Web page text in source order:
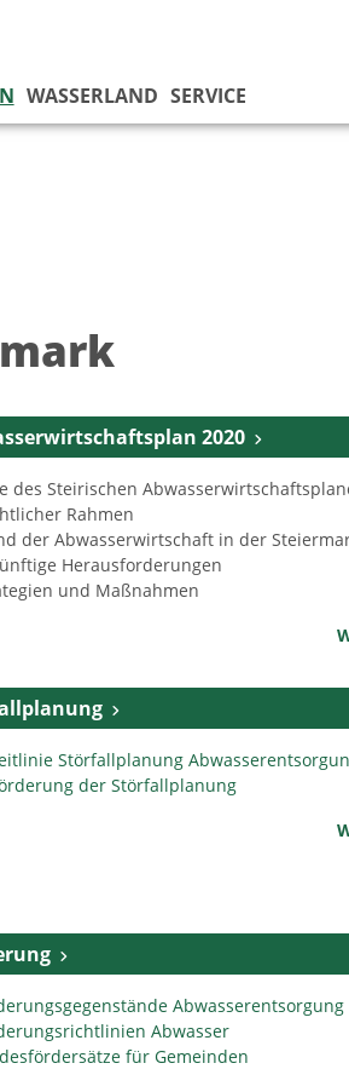
WASSERLAND SERVICE
2020
des Steirischen
Rahmen
der Abwasserwirtschaft in der
Herausforderungen
und Maßnahmen
Störfallplanung
der Störfallplanung
Abwasserentsorgung
Abwasser
für Gemeinden